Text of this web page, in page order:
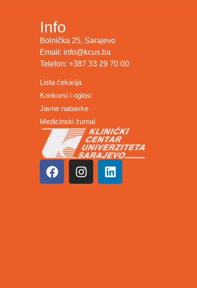
Info
Bolnička 25, Sarajevo
Email: info@kcus.ba
Telefon: +387 33 29 70 00
Lista čekanja
Konkursi i oglasi
Javne nabavke
Medicinski žurnal